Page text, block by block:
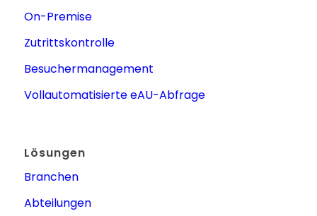
On-Premise
Zutrittskontrolle
Besuchermanagement
Vollautomatisierte eAU-Abfrage
Lösungen
Branchen
Abteilungen